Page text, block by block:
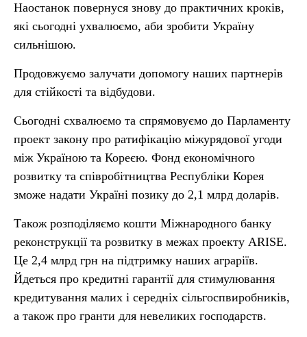
Наостанок повернуся знову до практичних кроків,
які сьогодні ухвалюємо, аби зробити Україну
сильнішою.
Продовжуємо залучати допомогу наших партнерів
для стійкості та відбудови.
Сьогодні схвалюємо та спрямовуємо до Парламенту
проект закону про ратифікацію міжурядової угоди
між Україною та Кореєю. Фонд економічного
розвитку та співробітництва Республіки Корея
зможе надати Україні позику до 2,1 млрд доларів.
Також розподіляємо кошти Міжнародного банку
реконструкції та розвитку в межах проекту ARІSE.
Це 2,4 млрд грн на підтримку наших аграріїв.
Йдеться про кредитні гарантії для стимулювання
кредитування малих і середніх сільгоспвиробників,
а також про гранти для невеликих господарств.